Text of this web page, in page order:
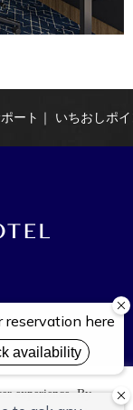
ート いちおしポ
1
experience. By